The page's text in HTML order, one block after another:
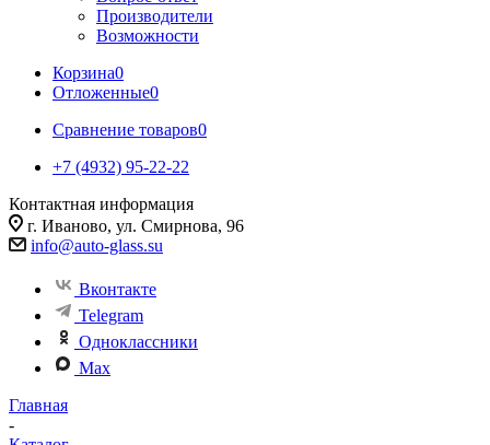
Производители
Возможности
Корзина0
Отложенные0
Сравнение товаров0
+7 (4932) 95-22-22
Контактная информация
г. Иваново, ул. Смирнова, 96
info@auto-glass.su
Вконтакте
Telegram
Одноклассники
Max
Главная
-